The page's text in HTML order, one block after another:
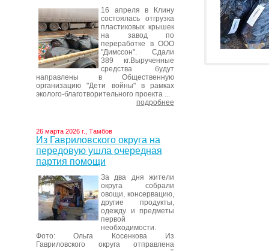
16 апреля в Клину
состоялась отгрузка
пластиковых крышек
на завод по
переработке в ООО
"Димссон". Сдали
389 кг.Вырученные
средства будут
направлены в Общественную
организацию "Дети войны" в рамках
эколого-благотворительного проекта ...
подробнее
26 марта 2026 г., Тамбов
Из Гавриловского округа на
передовую ушла очередная
партия помощи
За два дня жители
округа собрали
овощи, консервацию,
другие продукты,
одежду и предметы
первой
необходимости.
Фото: Ольга Косенкова Из
Гавриловского округа отправлена